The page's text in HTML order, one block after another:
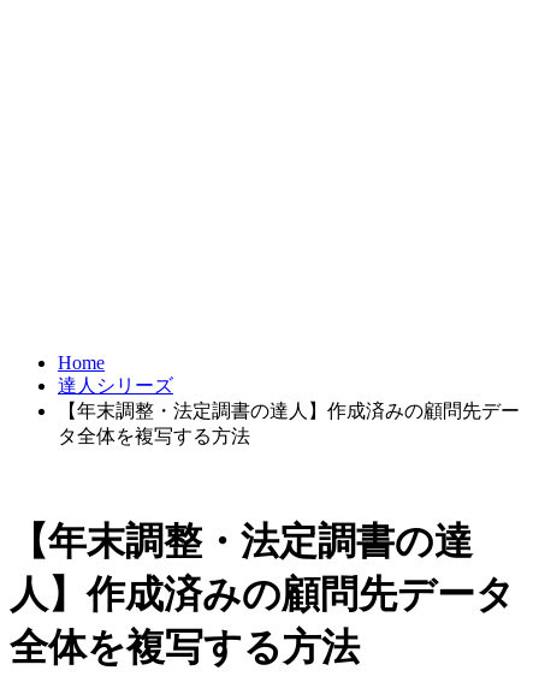
Home
達人シリーズ
【年末調整・法定調書の達人】作成済みの顧問先デー
タ全体を複写する方法
【年末調整・法定調書の達
人】作成済みの顧問先データ
全体を複写する方法